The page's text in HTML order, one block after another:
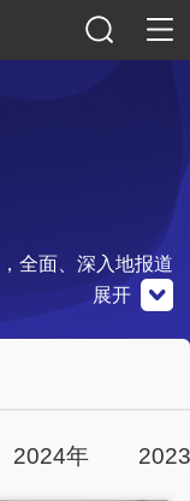
全面、深入地报道
展开
2024年